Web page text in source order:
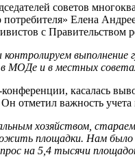
советов
Елена
с Правительством
выполнение
МОДе и в местных
конференции, касалась
отметил важность
хозяйством,
площадки. Нам было
на 5,4 тысячи